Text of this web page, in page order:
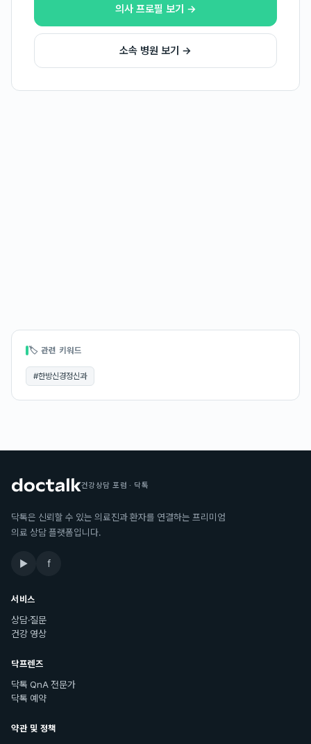
의사 프로필 보기 →
소속 병원 보기 →
🏷 관련 키워드
#한방신경정신과
건강상담 포럼 · 닥톡
닥톡은 신뢰할 수 있는 의료진과 환자를 연결하는 프리미엄
의료 상담 플랫폼입니다.
▶ f
서비스
상담·질문
건강 영상
닥프렌즈
닥톡 QnA 전문가
닥톡 예약
약관 및 정책